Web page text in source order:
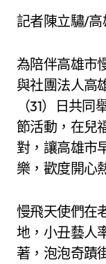
記者陳立驌/
為陪伴高雄市
與社團法人高
（31）日共
節活動，在兒
對，讓高雄市
樂，歡度開心
慢飛天使們在
地，小丑藝人
著，泡泡奇蹟